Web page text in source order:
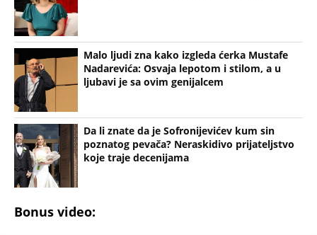
Malo ljudi zna kako izgleda ćerka Mustafe
Nadarevića: Osvaja lepotom i stilom, a u
ljubavi je sa ovim genijalcem
Da li znate da je Sofronijevićev kum sin
poznatog pevača? Neraskidivo prijateljstvo
koje traje decenijama
Bonus video: